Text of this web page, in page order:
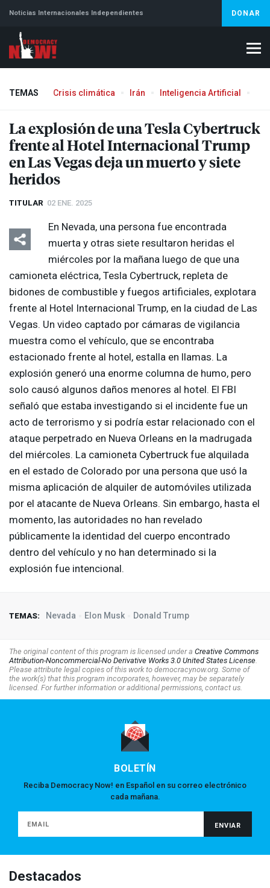
Noticias Internacionales Independientes DONAR
TEMAS Crisis climática Irán Inteligencia Artificial
La explosión de una Tesla Cybertruck
frente al Hotel Internacional Trump
en Las Vegas deja un muerto y siete
heridos
TITULAR 02 ENE. 2025
En Nevada, una persona fue encontrada
muerta y otras siete resultaron heridas el
miércoles por la mañana luego de que una
camioneta eléctrica, Tesla Cybertruck, repleta de
bidones de combustible y fuegos artificiales, explotara
frente al Hotel Internacional Trump, en la ciudad de Las
Vegas. Un video captado por cámaras de vigilancia
muestra como el vehículo, que se encontraba
estacionado frente al hotel, estalla en llamas. La
explosión generó una enorme columna de humo, pero
solo causó algunos daños menores al hotel. El FBI
señaló que estaba investigando si el incidente fue un
acto de terrorismo y si podría estar relacionado con el
ataque perpetrado en Nueva Orleans en la madrugada
del miércoles. La camioneta Cybertruck fue alquilada
en el estado de Colorado por una persona que usó la
misma aplicación de alquiler de automóviles utilizada
por el atacante de Nueva Orleans. Sin embargo, hasta el
momento, las autoridades no han revelado
públicamente la identidad del cuerpo encontrado
dentro del vehículo y no han determinado si la
explosión fue intencional.
TEMAS: Nevada Elon Musk Donald Trump
The original content of this program is licensed under a Creative Commons
Attribution-Noncommercial-No Derivative Works 3.0 United States License.
Please attribute legal copies of this work to democracynow.org. Some of
the work(s) that this program incorporates, however, may be separately
licensed. For further information or additional permissions, contact us.
BOLETÍN
Reciba Democracy Now! en Español en su correo electrónico
cada mañana.
Destacados